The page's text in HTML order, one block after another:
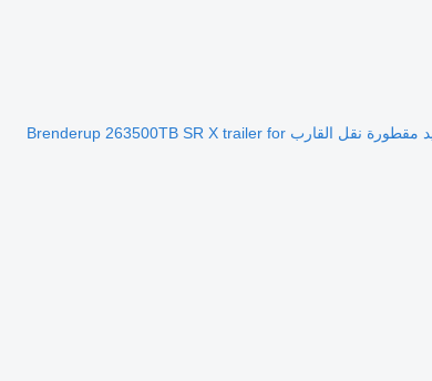
جديد مقطورة نقل القارب Brenderup 263500TB SR X trailer for